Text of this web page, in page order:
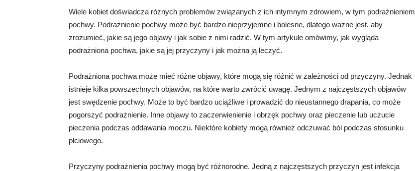
Wiele kobiet doświadcza różnych problemów związanych z ich intymnym zdrowiem, w tym podrażnieniem
pochwy. Podrażnienie pochwy może być bardzo nieprzyjemne i bolesne, dlatego ważne jest, aby
zrozumieć, jakie są jego objawy i jak sobie z nimi radzić. W tym artykule omówimy, jak wygląda
podrażniona pochwa, jakie są jej przyczyny i jak można ją leczyć.
Podrażniona pochwa może mieć różne objawy, które mogą się różnić w zależności od przyczyny. Jednak
istnieje kilka powszechnych objawów, na które warto zwrócić uwagę. Jednym z najczęstszych objawów
jest swędzenie pochwy. Może to być bardzo uciążliwe i prowadzić do nieustannego drapania, co może
pogorszyć podrażnienie. Inne objawy to zaczerwienienie i obrzęk pochwy oraz pieczenie lub uczucie
pieczenia podczas oddawania moczu. Niektóre kobiety mogą również odczuwać ból podczas stosunku
płciowego.
Przyczyny podrażnienia pochwy mogą być różnorodne. Jedną z najczęstszych przyczyn jest infekcja